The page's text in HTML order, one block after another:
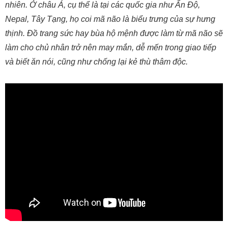
nhiên. Ở châu Á, cụ thể là tại các quốc gia như Ấn Độ,
Nepal, Tây Tạng, họ coi mã não là biểu trưng của sự hưng
thịnh. Đồ trang sức hay bùa hộ mệnh được làm từ mã não sẽ
làm cho chủ nhân trở nên may mắn, dễ mến trong giao tiếp
và biết ăn nói, cũng như chống lại kẻ thù thâm độc.